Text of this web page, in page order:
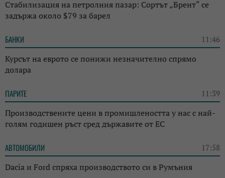
Стабилизация на петролния пазар: Сортът „Брент“ се
задържа около $79 за барел
БАНКИ 11:46
Курсът на еврото се понижи незначително спрямо
долара
ПАРИТЕ 11:39
Производствените цени в промишлеността у нас с най-
голям годишен ръст сред държавите от ЕС
АВТОМОБИЛИ 17:58
Dacia и Ford спряха производството си в Румъния